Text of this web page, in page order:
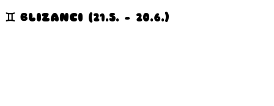
♊ BLIZANCI (21.5. – 20.6.)